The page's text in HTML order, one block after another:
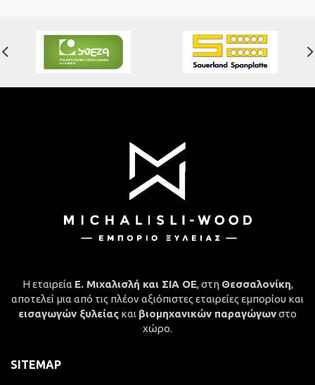
Η εταιρεία Ε. Μιχαλισλή και ΣΙΑ ΟΕ, στη Θεσσαλονίκη,
αποτελεί μια από τις πλέον αξιόπιστες εταιρείες εμπορίου και
εισαγωγών ξυλείας και βιομηχανικών παραγώγωνστο
χώρο.
SITEMAP